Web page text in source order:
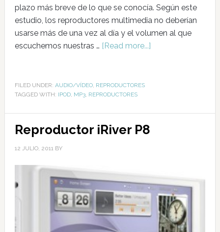
plazo más breve de lo que se conocía. Según este
estudio, los reproductores multimedia no deberían
usarse más de una vez al día y el volumen al que
escuchemos nuestras … [Read more...]
FILED UNDER: AUDIO/VÍDEO, REPRODUCTORES
TAGGED WITH: IPOD, MP3, REPRODUCTORES
Reproductor iRiver P8
12 JULIO, 2011BY